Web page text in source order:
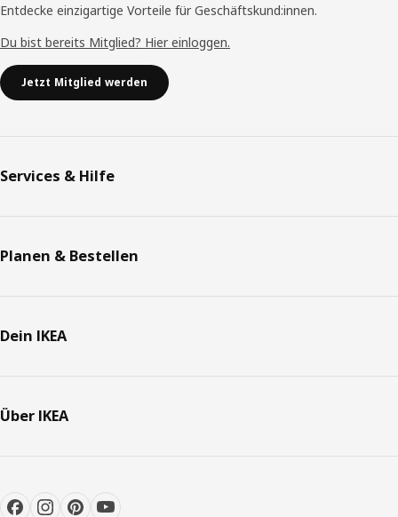
Entdecke einzigartige Vorteile für Geschäftskund:innen.
Du bist bereits Mitglied? Hier einloggen.
Jetzt Mitglied werden
Services & Hilfe
Planen & Bestellen
Dein IKEA
Über IKEA